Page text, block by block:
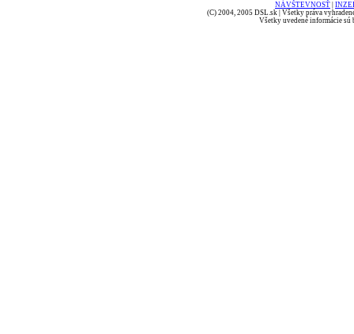
NÁVŠTEVNOSŤ
(C) 2004, 2005 DSL.sk | Všetky práva
Všetky uvedené informácie sú